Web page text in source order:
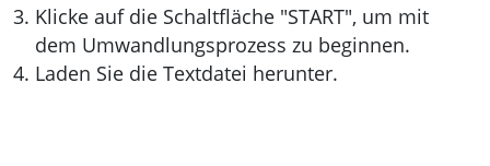
Klicke auf die Schaltfläche "START", um mit
dem Umwandlungsprozess zu beginnen.
Laden Sie die Textdatei herunter.